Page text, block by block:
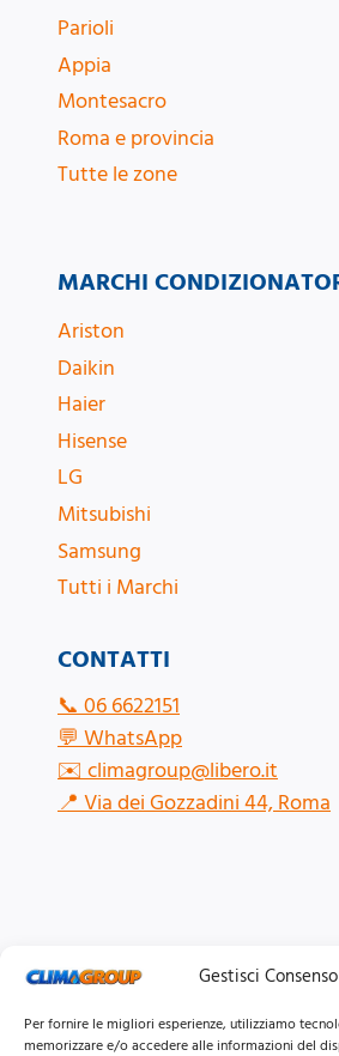
Gestisci Consenso
Per fornire le migliori esperienze, utilizziamo
memorizzare e/o accedere alle informazioni del
Parioli
Appia
Montesacro
Roma e provincia
Tutte le zone
CONTATTI
📞06 6622151
💬WhatsApp
✉️climagroup@libero.it
📍Via dei Gozzadini 44, Roma
MARCHI
Ariston
Daikin
Haier
Hisense
LG
Mitsubishi
Samsung
Tutti i Marchi